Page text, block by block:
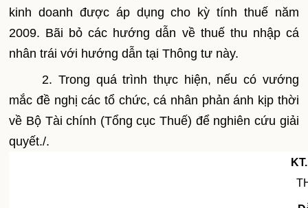
kinh doanh được áp dụng cho kỳ tính thuế năm
2009. Bãi bỏ các hướng dẫn về thuế thu nhập cá
nhân trái với hướng dẫn tại Thông tư này.
2. Trong quá trình thực hiện, nếu có vướng
mắc đề nghị các tổ chức, cá nhân phản ánh kịp thời
về Bộ Tài chính (Tổng cục Thuế) để nghiên cứu giải
quyết./.